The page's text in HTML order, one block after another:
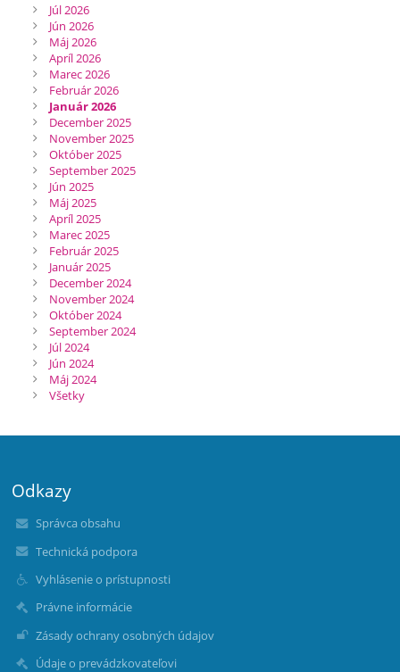
Júl 2026
Jún 2026
Máj 2026
Apríl 2026
Marec 2026
Február 2026
Január 2026
December 2025
November 2025
Október 2025
September 2025
Jún 2025
Máj 2025
Apríl 2025
Marec 2025
Február 2025
Január 2025
December 2024
November 2024
Október 2024
September 2024
Júl 2024
Jún 2024
Máj 2024
Všetky
Odkazy
Správca obsahu
Technická podpora
Vyhlásenie o prístupnosti
Právne informácie
Zásady ochrany osobných údajov
Údaje o prevádzkovateľovi